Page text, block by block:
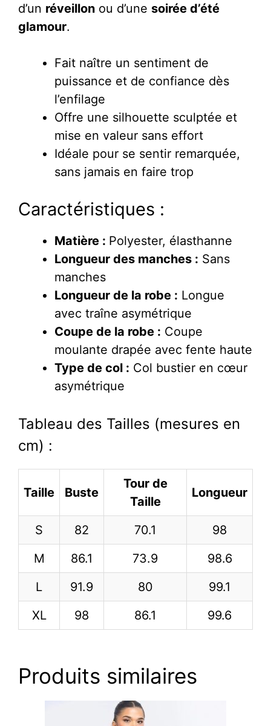
d’un réveillon ou d’une soirée d’été
glamour.
Fait naître un sentiment de
puissance et de confiance dès
l’enfilage
Offre une silhouette sculptée et
mise en valeur sans effort
Idéale pour se sentir remarquée,
sans jamais en faire trop
Caractéristiques :
Matière : Polyester, élasthanne
Longueur des manches : Sans
manches
Longueur de la robe : Longue
avec traîne asymétrique
Coupe de la robe : Coupe
moulante drapée avec fente haute
Type de col : Col bustier en cœur
asymétrique
Tableau des Tailles (mesures en
cm) :
Taille Buste
Tour de
Taille
Longueur
S 82 70.1
98
M
86.1 73.9
98.6
L
91.9 80
99.1
XL
98 86.1 99.6
Produits similaires